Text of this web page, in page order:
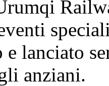
lanciato
anziani.